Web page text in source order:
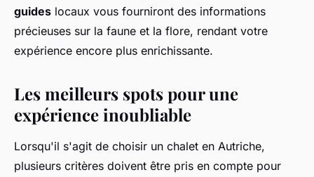
guides locaux vous fourniront des informations
précieuses sur la faune et la flore, rendant votre
expérience encore plus enrichissante.
Les meilleurs spots pour une
expérience inoubliable
Lorsqu'il s'agit de choisir un chalet en Autriche,
plusieurs critères doivent être pris en compte pour